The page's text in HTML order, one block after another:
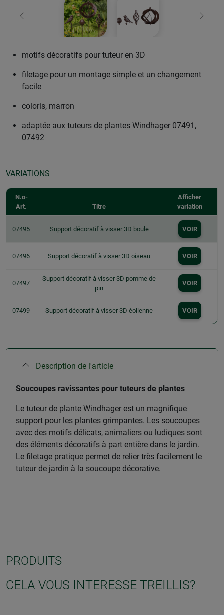
retour
motifs décoratifs pour tuteur en 3D
filetage pour un montage simple et un changement
facile
coloris, marron
adaptée aux tuteurs de plantes Windhager 07491,
07492
VARIATIONS
N.o-
Art.
Titre
Afficher
variation
07495 Support décoratif à visser 3D boule VOIR
07496 Support décoratif à visser 3D oiseau VOIR
07497
Support décoratif à visser 3D pomme de
pin
VOIR
07499 Support décoratif à visser 3D éolienne VOIR
Description de l'article
Soucoupes ravissantes pour tuteurs de plantes
Le tuteur de plante Windhager est un magnifique
support pour les plantes grimpantes. Les soucoupes
avec des motifs délicats, animaliers ou ludiques sont
des éléments décoratifs à part entière dans le jardin.
Le filetage pratique permet de relier très facilement le
tuteur de jardin à la soucoupe décorative.
PRODUITS
CELA VOUS INTERESSE TREILLIS?